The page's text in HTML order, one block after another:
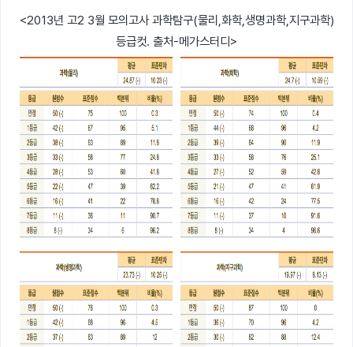
<2013년 고2 3월 모의고사 과학탐구(물리,화학,생명과학,지구과학)
등급컷. 출처-메가스터디>